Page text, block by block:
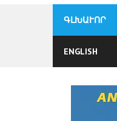
ԳԼԽԱՒՈՐ
ENGLISH